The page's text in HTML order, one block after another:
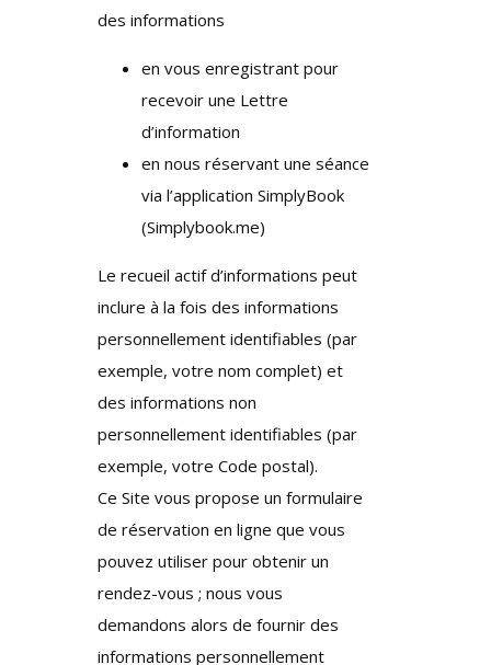
des informations
en vous enregistrant pour
recevoir une Lettre
d’information
en nous réservant une séance
via l’application SimplyBook
(Simplybook.me)
Le recueil actif d’informations peut
inclure à la fois des informations
personnellement identifiables (par
exemple, votre nom complet) et
des informations non
personnellement identifiables (par
exemple, votre Code postal).
Ce Site vous propose un formulaire
de réservation en ligne que vous
pouvez utiliser pour obtenir un
rendez-vous ; nous vous
demandons alors de fournir des
informations personnellement